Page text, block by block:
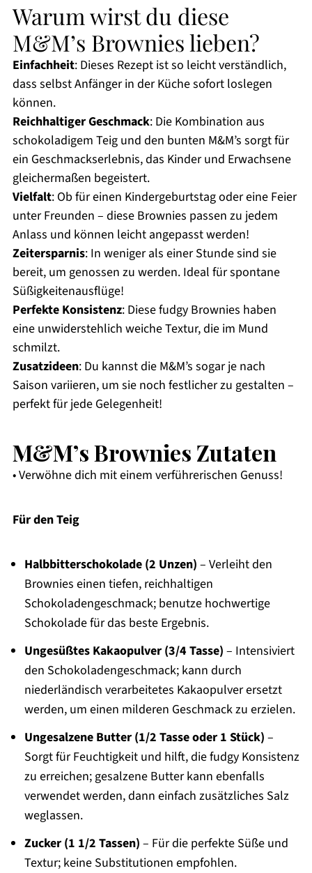
Warum wirst du diese
M&M’s Brownies lieben?
Einfachheit: Dieses Rezept ist so leicht verständlich,
dass selbst Anfänger in der Küche sofort loslegen
können.
Reichhaltiger Geschmack: Die Kombination aus
schokoladigem Teig und den bunten M&M’s sorgt für
ein Geschmackserlebnis, das Kinder und Erwachsene
gleichermaßen begeistert.
Vielfalt: Ob für einen Kindergeburtstag oder eine Feier
unter Freunden – diese Brownies passen zu jedem
Anlass und können leicht angepasst werden!
Zeitersparnis: In weniger als einer Stunde sind sie
bereit, um genossen zu werden. Ideal für spontane
Süßigkeitenausflüge!
Perfekte Konsistenz: Diese fudgy Brownies haben
eine unwiderstehlich weiche Textur, die im Mund
schmilzt.
Zusatzideen: Du kannst die M&M’s sogar je nach
Saison variieren, um sie noch festlicher zu gestalten –
perfekt für jede Gelegenheit!
M&M’s Brownies Zutaten
• Verwöhne dich mit einem verführerischen Genuss!
Für den Teig
Halbbitterschokolade (2 Unzen) – Verleiht den
Brownies einen tiefen, reichhaltigen
Schokoladengeschmack; benutze hochwertige
Schokolade für das beste Ergebnis.
Ungesüßtes Kakaopulver (3/4 Tasse) – Intensiviert
den Schokoladengeschmack; kann durch
niederländisch verarbeitetes Kakaopulver ersetzt
werden, um einen milderen Geschmack zu erzielen.
Ungesalzene Butter (1/2 Tasse oder 1 Stück) –
Sorgt für Feuchtigkeit und hilft, die fudgy Konsistenz
zu erreichen; gesalzene Butter kann ebenfalls
verwendet werden, dann einfach zusätzliches Salz
weglassen.
Zucker (1 1/2 Tassen) – Für die perfekte Süße und
Textur; keine Substitutionen empfohlen.